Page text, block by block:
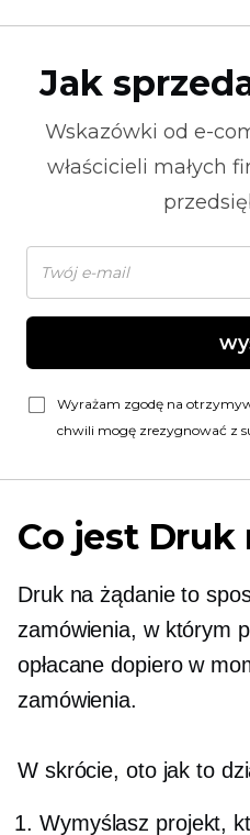
Jak
Wskazówki od e-
właścicieli małych
Wyrażam zgodę na
chwili mogę zrezygnować z
Co jest Druk
Druk na żądanieto
zamówienia, w którym
opłacane dopiero w
zamówienia.
W skrócie, oto jak to
Wymyślasz projekt,